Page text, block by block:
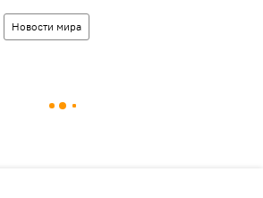
Новости мира